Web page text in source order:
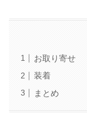
お取り寄せ
装着
まとめ